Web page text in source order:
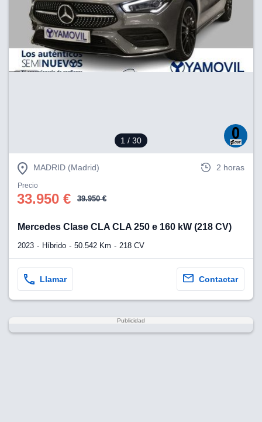
1 / 30
MADRID (Madrid) 2 horas
Precio
33.950 € 39.950 €
Mercedes Clase CLA CLA 250 e 160 kW (218 CV)
2023 Híbrido 50.542 Km 218 CV
Llamar Contactar